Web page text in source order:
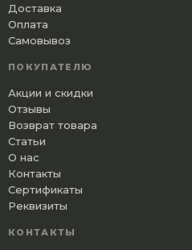
Доставка
Оплата
Самовывоз
ПОКУПАТЕЛЮ
Акции и скидки
Отзывы
Возврат товара
Статьи
О нас
Контакты
Сертификаты
Реквизиты
КОНТАКТЫ